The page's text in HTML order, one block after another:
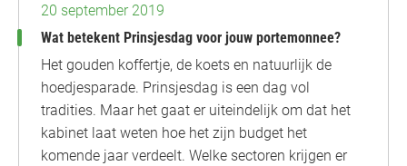
20 september 2019
Wat betekent Prinsjesdag voor jouw portemonnee?
Het gouden koffertje, de koets en natuurlijk de
hoedjesparade. Prinsjesdag is een dag vol
tradities. Maar het gaat er uiteindelijk om dat het
kabinet laat weten hoe het zijn budget het
komende jaar verdeelt. Welke sectoren krijgen er